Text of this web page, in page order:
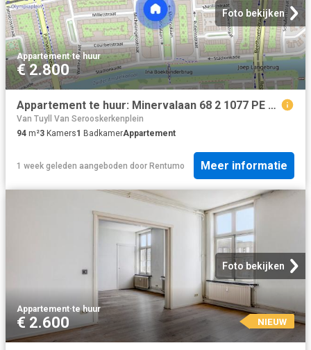
Foto bekijken
Appartement·te huur
€ 2.800
Appartement te huur: Minervalaan 68 2 1077 PE Amsterdam
Van Tuyll Van Serooskerkenplein
94 m²3 Kamers1 BadkamerAppartement
1 week geleden aangeboden door Rentumo Meer informatie
Foto bekijken
Appartement·te huur
€ 2.600 NIEUW